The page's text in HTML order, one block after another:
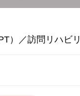
）／訪問リハビリ